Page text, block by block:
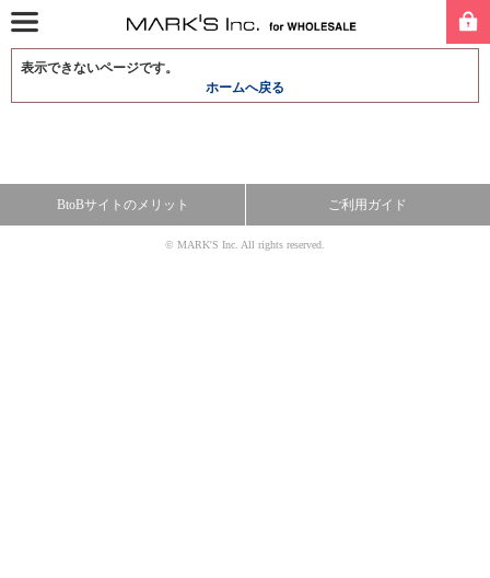
表示できないページです。
ホームへ戻る
BtoBサイトのメリット ご利用ガイド
© MARK'S Inc. All rights reserved.